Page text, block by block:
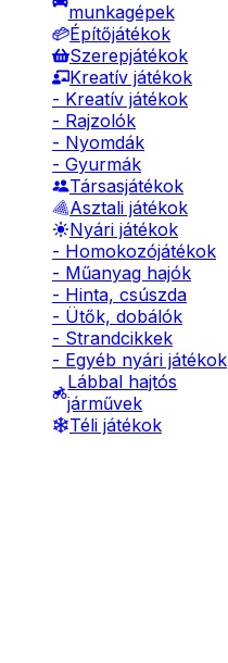
munkagépek
Építőjátékok
Szerepjátékok
Kreatív játékok
- Kreatív játékok
- Rajzolók
- Nyomdák
- Gyurmák
Társasjátékok
Asztali játékok
Nyári játékok
- Homokozójátékok
- Műanyag hajók
- Hinta, csúszda
- Ütők, dobálók
- Strandcikkek
- Egyéb nyári játékok
Lábbal hajtós
járművek
Téli játékok